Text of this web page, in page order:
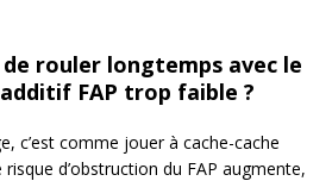
rouler longtemps avec le
FAP trop faible ?
c’est comme jouer à cache-cache
d’obstruction du FAP augmente,